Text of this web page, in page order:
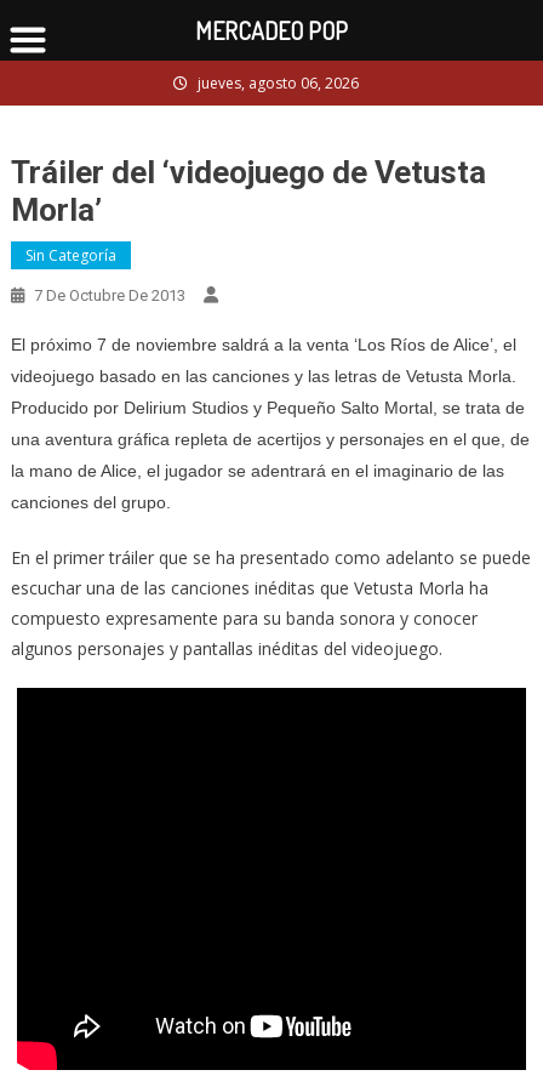
to
jueves, agosto 06, 2026
Tráiler del ‘videojuego de Vetusta
Morla’
Sin Categoría
7 De Octubre De 2013
El próximo 7 de noviembre saldrá a la venta ‘Los Ríos de Alice’, el
videojuego basado en las canciones y las letras de Vetusta Morla.
Producido por Delirium Studios y Pequeño Salto Mortal, se trata de
una aventura gráfica repleta de acertijos y personajes en el que, de
la mano de Alice, el jugador se adentrará en el imaginario de las
canciones del grupo.
En el primer tráiler que se ha presentado como adelanto se puede
escuchar una de las canciones inéditas que Vetusta Morla ha
compuesto expresamente para su banda sonora y conocer
algunos personajes y pantallas inéditas del videojuego.
MERCADEO POP